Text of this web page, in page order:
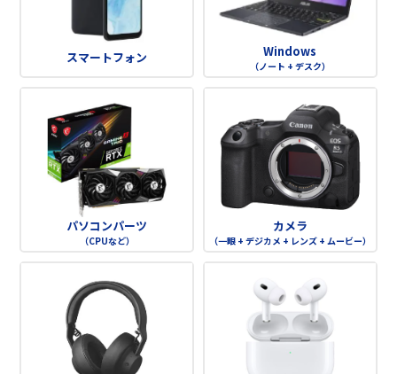
スマートフォン Windows
（ノート + デスク）
パソコンパーツ
（CPUなど）
カメラ
（一眼 + デジカメ + レンズ + ムービー）